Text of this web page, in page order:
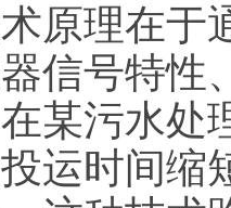
原理在于
信号特性
某污水处
运时间缩